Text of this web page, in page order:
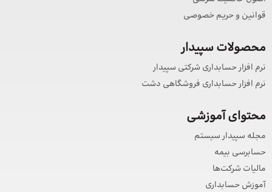
قوانین و حریم خصوصی
محصولات سپیدار
نرم افزار حسابداری شرکتی سپیدار
نرم افزار حسابداری فروشگاهی دشت
محتوای آموزشی
مجله سپیدار سیستم
حسابرسی بیمه
مالیات شرکت‌ها
آموزش حسابداری